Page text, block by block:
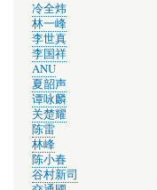
冷全炜
林一峰
李世真
李国祥
ANU
夏韶声
谭咏麟
关楚耀
陈雷
林峰
陈小春
谷村新司